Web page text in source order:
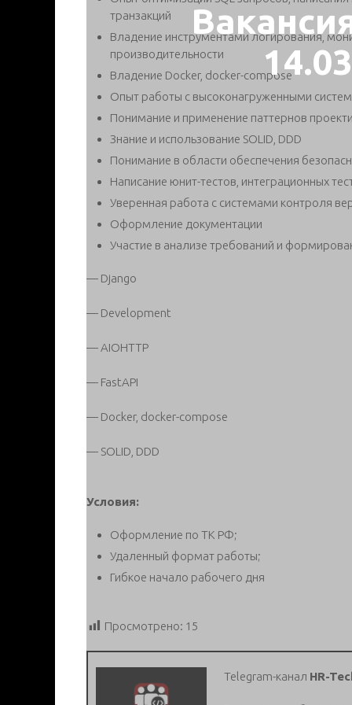
транзакций
Владение инструментами логирования,
производительности
Владение Docker, docker-compose
Опыт работы с высоконагруженными
Понимание и применение паттернов
Знание и использование SOLID, DDD
Понимание в области обеспечения
Написание юнит-тестов, интеграционных
Уверенная работа с системами контроля
Оформление документации
Участие в анализе требований и
— Django
— Development
— AIOHTTP
— FastAPI
— Docker, docker-compose
— SOLID, DDD
Условия:
Оформление по ТК РФ;
Удаленный формат работы;
Гибкое начало рабочего дня
Просмотрено: 15
Telegram-канал HR-